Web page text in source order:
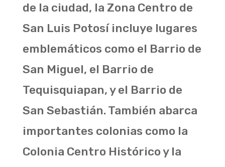
de la ciudad, la Zona Centro de
San Luis Potosí incluye lugares
emblemáticos como el Barrio de
San Miguel, el Barrio de
Tequisquiapan, y el Barrio de
San Sebastián. También abarca
importantes colonias como la
Colonia Centro Histórico y la